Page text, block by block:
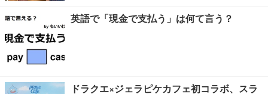
英語で「現金で支払う」は何て言う？
ドラクエ×ジェラピケカフェ初コラボ、スラ